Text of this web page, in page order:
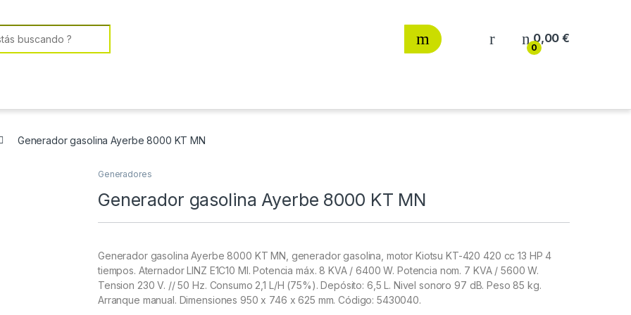
0
0,00€
Generador gasolina Ayerbe 8000 KT MN
Generadores
Generador gasolina Ayerbe 8000 KT MN
Generador gasolina Ayerbe 8000 KT MN, generador gasolina, motor Kiotsu KT-420 420 cc 13 HP 4
tiempos. Aternador LINZ E1C10 MI. Potencia máx. 8 KVA / 6400 W. Potencia nom. 7 KVA / 5600 W.
Tension 230 V. // 50 Hz. Consumo 2,1 L/H (75%). Depósito: 6,5 L. Nivel sonoro 97 dB. Peso 85 kg.
Arranque manual. Dimensiones 950 x 746 x 625 mm. Código: 5430040.